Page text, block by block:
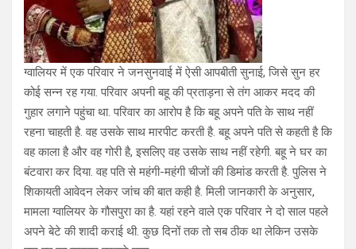
ग्वालियर में एक परिवार ने जनसुनवाई में ऐसी आपबीती सुनाई, जिसे सुन हर
कोई सन्न रह गया. परिवार अपनी बहू की प्रताड़ना से तंग आकर मदद की
गुहार लगाने पहुंचा था. परिवार का आरोप है कि बहू अपने पति के साथ नहीं
रहना चाहती है. वह उसके साथ मारपीट करती है. बहू अपने पति से कहती है कि
वह काला है और वह गोरी है, इसलिए वह उसके साथ नहीं रहेगी. बहू ने घर का
बंटवारा कर दिया. वह पति से महंगी-महंगी चीजों की डिमांड करती है. पुलिस ने
शिकायती आवेदन लेकर जांच की बात कही है. मिली जानकारी के अनुसार,
मामला ग्वालियर के गौसपुरा का है. यहां रहने वाले एक परिवार ने दो साल पहले
अपने बेटे की शादी कराई थी. कुछ दिनों तक तो सब ठीक था लेकिन उसके